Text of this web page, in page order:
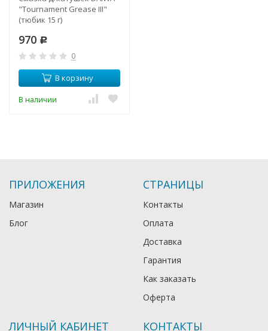
"Tournament Grease III"
(тюбик 15 г)
970 Р
0
В корзину
В наличии
ПРИЛОЖЕНИЯ
Магазин
Блог
СТРАНИЦЫ
Контакты
Оплата
Доставка
Гарантия
Как заказать
Оферта
ЛИЧНЫЙ КАБИНЕТ КОНТАКТЫ